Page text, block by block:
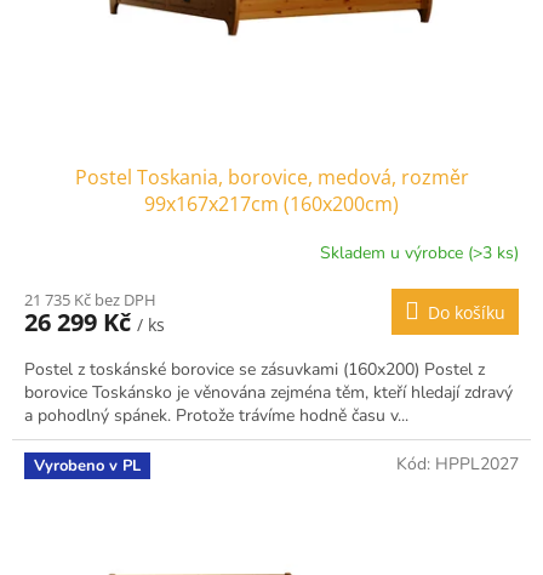
Postel Toskania, borovice, medová, rozměr
99x167x217cm (160x200cm)
Skladem u výrobce (>3 ks)
21 735 Kč bez DPH
26 299 Kč / ks
Do košíku
Postel z toskánské borovice se zásuvkami (160x200) Postel z
borovice Toskánsko je věnována zejména těm, kteří hledají zdravý
a pohodlný spánek. Protože trávíme hodně času v...
Vyrobeno v PL Kód: HPPL2027